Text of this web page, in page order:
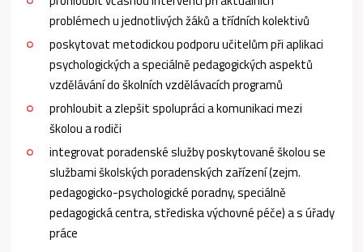
problémech u jednotlivých žáků a třídních kolektivů
poskytovat metodickou podporu učitelům při aplikaci
psychologických a speciálně pedagogických aspektů
vzdělávání do školních vzdělávacích programů
prohloubit a zlepšit spolupráci a komunikaci mezi
školou a rodiči
integrovat poradenské služby poskytované školou se
službami školských poradenských zařízení (zejm.
pedagogicko-psychologické poradny, speciálně
pedagogická centra, střediska výchovné péče) a s úřady
práce